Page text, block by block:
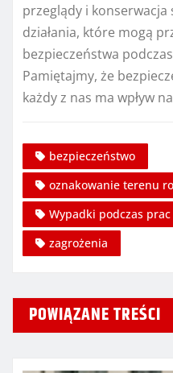
przeglądy i
działania, które mogą
bezpieczeństwa
Pamiętajmy, że
każdy z nas ma wpływ
bezpieczeństwo
oznakowanie terenu
Wypadki podczas
zagrożenia
POWIĄZANE TREŚCI